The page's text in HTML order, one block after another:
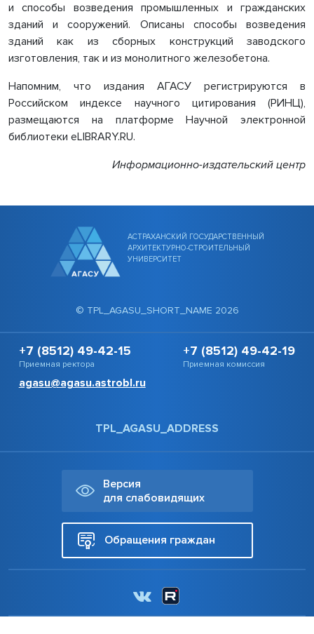
и способы возведения промышленных и гражданских
зданий и сооружений. Описаны способы возведения
зданий как из сборных конструкций заводского
изготовления, так и из монолитного железобетона.
Напомним, что издания АГАСУ регистрируются в
Российском индексе научного цитирования (РИНЦ),
размещаются на платформе Научной электронной
библиотеки eLIBRARY.RU.
Информационно-издательский центр
АСТРАХАНСКИЙ ГОСУДАРСТВЕННЫЙ
АРХИТЕКТУРНО-СТРОИТЕЛЬНЫЙ
УНИВЕРСИТЕТ
© TPL_AGASU_SHORT_NAME 2026
+7 (8512) 49-42-15
Приемная ректора
agasu@agasu.astrobl.ru
+7 (8512) 49-42-19
Приемная комиссия
TPL_AGASU_ADDRESS
Версия
для слабовидящих
Обращения граждан